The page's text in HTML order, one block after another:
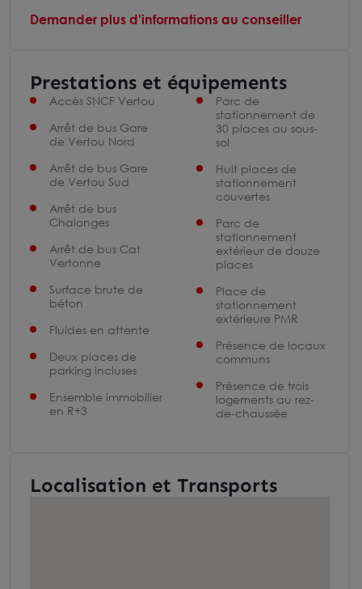
Demander plus d'informations au conseiller
Prestations et équipements
Accès SNCF Vertou
Arrêt de bus Gare
de Vertou Nord
Arrêt de bus Gare
de Vertou Sud
Arrêt de bus
Chalonges
Arrêt de bus Cat
Vertonne
Surface brute de
béton
Fluides en attente
Deux places de
parking incluses
Ensemble immobilier
en R+3
Parc de
stationnement de
30 places au sous-
sol
Huit places de
stationnement
couvertes
Parc de
stationnement
extérieur de douze
places
Place de
stationnement
extérieure PMR
Présence de locaux
communs
Présence de trois
logements au rez-
de-chaussée
Localisation et Transports